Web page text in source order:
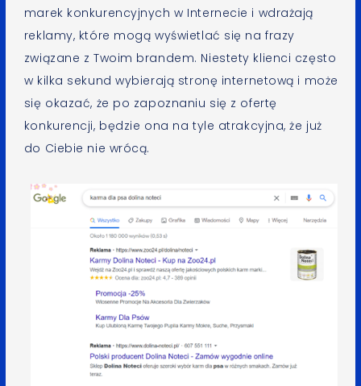
marek konkurencyjnych w Internecie i wdrażają
reklamy, które mogą wyświetlać się na frazy
związane z Twoim brandem. Niestety klienci często
w kilka sekund wybierają stronę internetową i może
się okazać, że po zapoznaniu się z ofertę
konkurencji, będzie ona na tyle atrakcyjna, że już
do Ciebie nie wrócą.